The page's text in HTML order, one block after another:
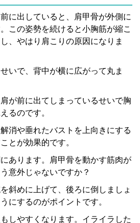
に出していると、肩甲骨が外側に
この姿勢を続けると小胸筋が縮こ
、やはり肩こりの原因になりま
いで、背中が横に広がって丸ま
が前に出てしまっているせいで胸
るのです。
消や垂れたバストを上向きにする
とが効果的です。
あります。肩甲骨を動かす筋肉が
意外じゃないですか？
斜めに上げて、後ろに倒しましょ
にするのがポイントです。
しやすくなります。イライラした